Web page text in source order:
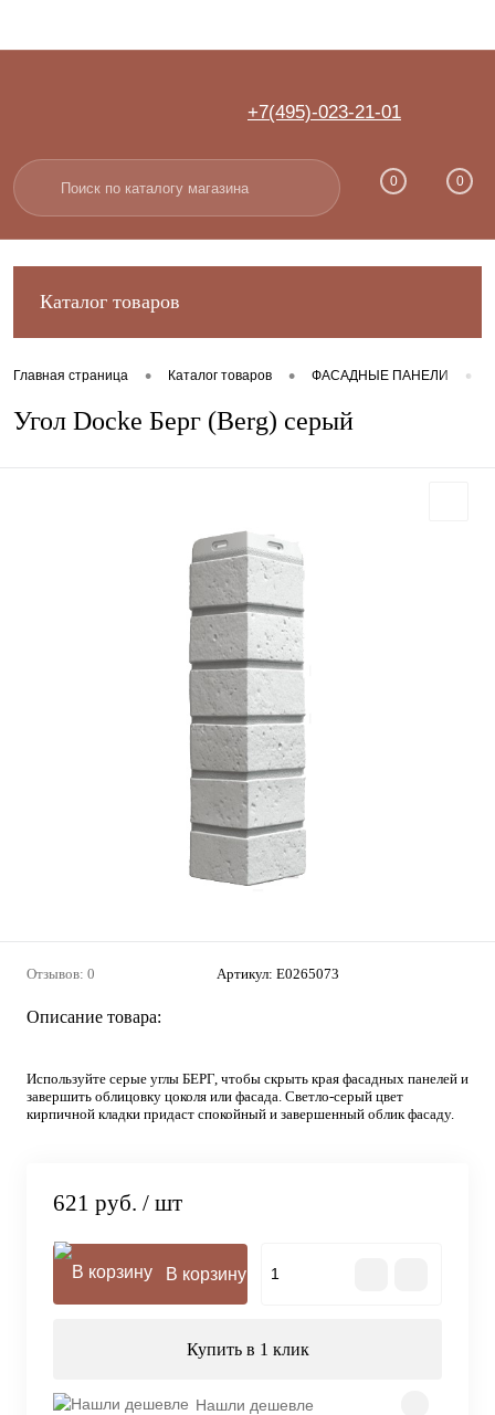
Вход Регистрация
+7(495)-023-21-01
0 0
Каталог товаров
Главная страница • Каталог товаров • ФАСАДНЫЕ ПАНЕЛИ •
Угол Docke Берг (Berg) серый
Отзывов: 0 Артикул: E0265073
Описание товара:
Используйте серые углы БЕРГ, чтобы скрыть края фасадных панелей и
завершить облицовку цоколя или фасада. Светло-серый цвет
кирпичной кладки придаст спокойный и завершенный облик фасаду.
621 руб. / шт
В корзину
Купить в 1 клик
Нашли дешевле